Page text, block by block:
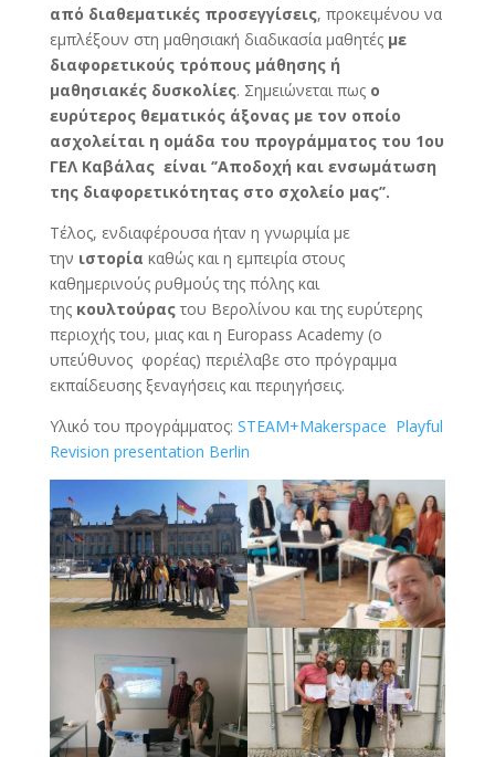
από διαθεματικές προσεγγίσεις, προκειμένου να
εμπλέξουν στη μαθησιακή διαδικασία μαθητές με
διαφορετικούς τρόπους μάθησης ή
μαθησιακές δυσκολίες. Σημειώνεται πως ο
ευρύτερος θεματικός άξονας με τον οποίο
ασχολείται η ομάδα του προγράμματος του 1ου
ΓΕΛ Καβάλας είναι ‘’Αποδοχή και ενσωμάτωση
της διαφορετικότητας στο σχολείο μας’’.
Τέλος, ενδιαφέρουσα ήταν η γνωριμία με
την ιστορία καθώς και η εμπειρία στους
καθημερινούς ρυθμούς της πόλης και
της κουλτούραςτου Βερολίνου και της ευρύτερης
περιοχής του, μιας και η Europass Academy (ο
υπεύθυνος φορέας) περιέλαβε στο πρόγραμμα
εκπαίδευσης ξεναγήσεις και περιηγήσεις.
Υλικό του προγράμματος: STEAM+Makerspace Playful
Revision presentation Berlin